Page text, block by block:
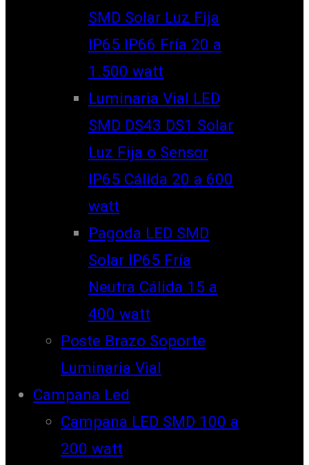
SMD Solar Luz Fija
IP65 IP66 Fría 20 a
1.500 watt
Luminaria Vial LED
SMD DS43 DS1 Solar
Luz Fija o Sensor
IP65 Cálida 20 a 600
watt
Pagoda LED SMD
Solar IP65 Fría
Neutra Cálida 15 a
400 watt
Poste Brazo Soporte
Luminaria Vial
Campana Led
Campana LED SMD 100 a
200 watt